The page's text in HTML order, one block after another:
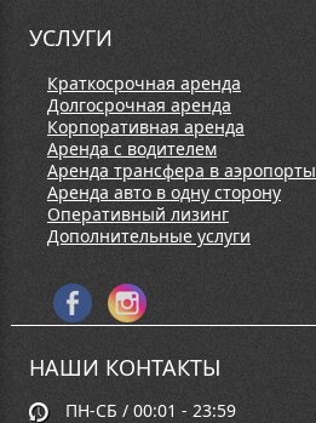
УСЛУГИ
Краткосрочная аренда
Долгосрочная аренда
Корпоративная аренда
Аренда с водителем
Аренда трансфера в аэропорты
Аренда авто в одну сторону
Оперативный лизинг
Дополнительные услуги
НАШИ КОНТАКТЫ
ПН-СБ / 00:01 - 23:59